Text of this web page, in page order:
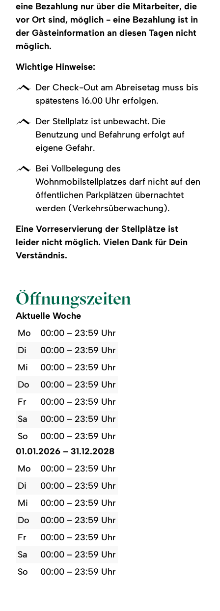
eine Bezahlung nur über die Mitarbeiter, die
vor Ort sind, möglich - eine Bezahlung ist in
der Gästeinformation an diesen Tagen nicht
möglich.
Wichtige Hinweise:
Der Check-Out am Abreisetag muss bis
spätestens 16.00 Uhr erfolgen.
Der Stellplatz ist unbewacht. Die
Benutzung und Befahrung erfolgt auf
eigene Gefahr.
Bei Vollbelegung des
Wohnmobilstellplatzes darf nicht auf den
öffentlichen Parkplätzen übernachtet
werden (Verkehrsüberwachung).
Eine Vorreservierung der Stellplätze ist
leider nicht möglich. Vielen Dank für Dein
Verständnis.
Öffnungszeiten
Aktuelle Woche
Mo
00:00 – 23:59 Uhr
Di
00:00 – 23:59 Uhr
Mi
00:00 – 23:59 Uhr
Do
00:00 – 23:59 Uhr
Fr
00:00 – 23:59 Uhr
Sa
00:00 – 23:59 Uhr
So
00:00 – 23:59 Uhr
01.01.2026 – 31.12.2028
Mo
00:00 – 23:59 Uhr
Di
00:00 – 23:59 Uhr
Mi
00:00 – 23:59 Uhr
Do
00:00 – 23:59 Uhr
Fr
00:00 – 23:59 Uhr
Sa
00:00 – 23:59 Uhr
So
00:00 – 23:59 Uhr